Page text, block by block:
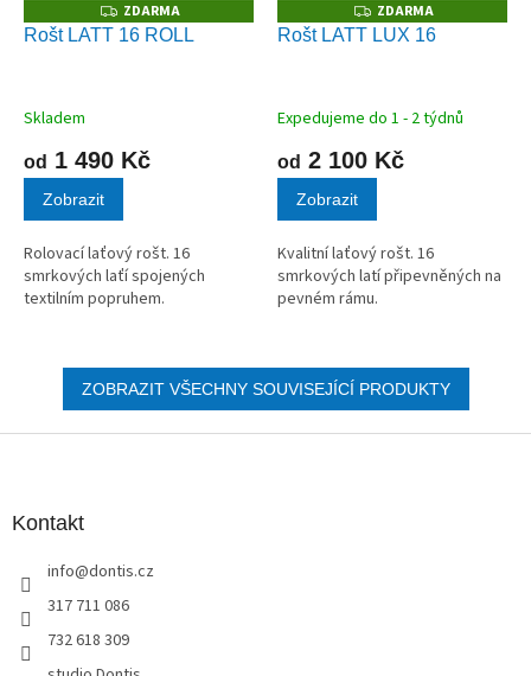
Z
D
A
ZDARMA
Rošt LATT 16 ROLL
Skladem
od 1 490 Kč
Zobrazit
Rolovací laťový rošt. 16
smrkových laťí spojených
textilním popruhem.
Z
D
A
ZDARMA
Rošt LATT LUX 16
Expedujeme do 1 - 2 týdnů
od 2 100 Kč
Zobrazit
Kvalitní laťový rošt. 16
smrkových latí připevněných na
pevném rámu.
ZOBRAZIT VŠECHNY SOUVISEJÍCÍ PRODUKTY
Kontakt
info@dontis.cz
317 711 086
732 618 309